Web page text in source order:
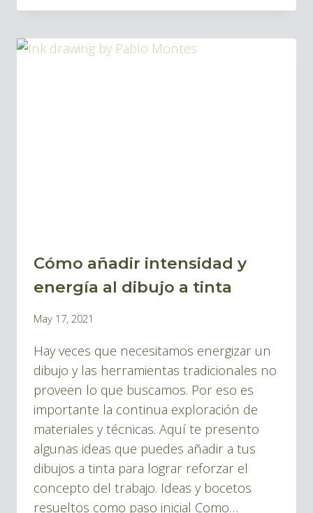
DIBUJOS
BLOG
TINTA
DIBUJOS
Cómo añadir intensidad y
energía al dibujo a tinta
By
Montes
May 17, 2021
Hay veces que necesitamos energizar un
dibujo y las herramientas tradicionales no
proveen lo que buscamos. Por eso es
importante la continua exploración de
materiales y técnicas. Aquí te presento
algunas ideas que puedes añadir a tus
dibujos a tinta para lograr reforzar el
concepto del trabajo. Ideas y bocetos
resueltos como paso inicial Como…